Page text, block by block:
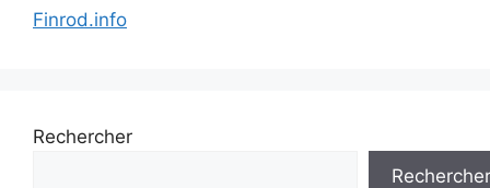
Finrod.info
Rechercher
Rechercher